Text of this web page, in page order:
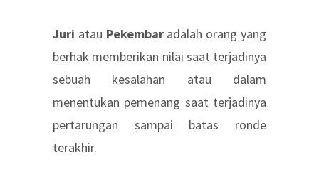
Juri atau Pekembar adalah orang yang
berhak memberikan nilai saat terjadinya
sebuah kesalahan atau dalam
menentukan pemenang saat terjadinya
pertarungan sampai batas ronde
terakhir.